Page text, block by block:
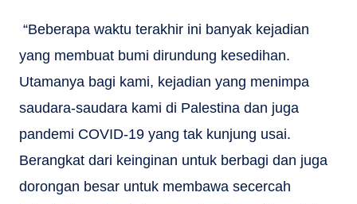
“Beberapa waktu terakhir ini banyak kejadian
yang membuat bumi dirundung kesedihan.
Utamanya bagi kami, kejadian yang menimpa
saudara-saudara kami di Palestina dan juga
pandemi COVID-19 yang tak kunjung usai.
Berangkat dari keinginan untuk berbagi dan juga
dorongan besar untuk membawa secercah